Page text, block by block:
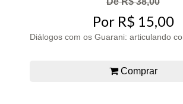
Por R$ 15,00
Diálogos com os Guarani: articulando
Comprar